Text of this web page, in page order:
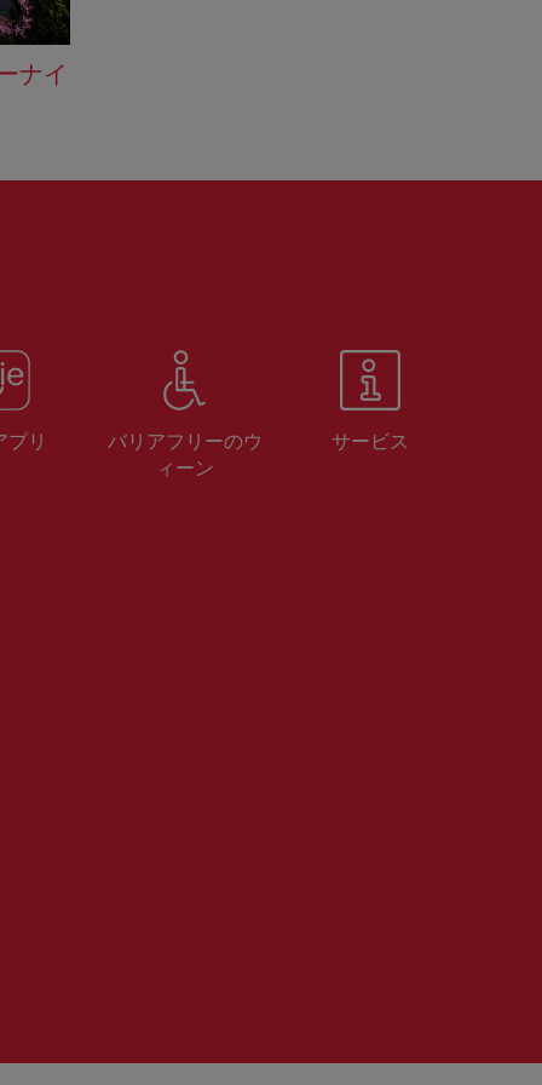
ナイ
プリ
バリアフリーのウ
ィーン
サービス